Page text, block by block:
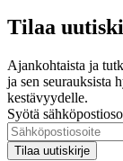
Tilaa
Ajankohtaista ja
ja sen seurauksista
kestävyydelle.
Syötä